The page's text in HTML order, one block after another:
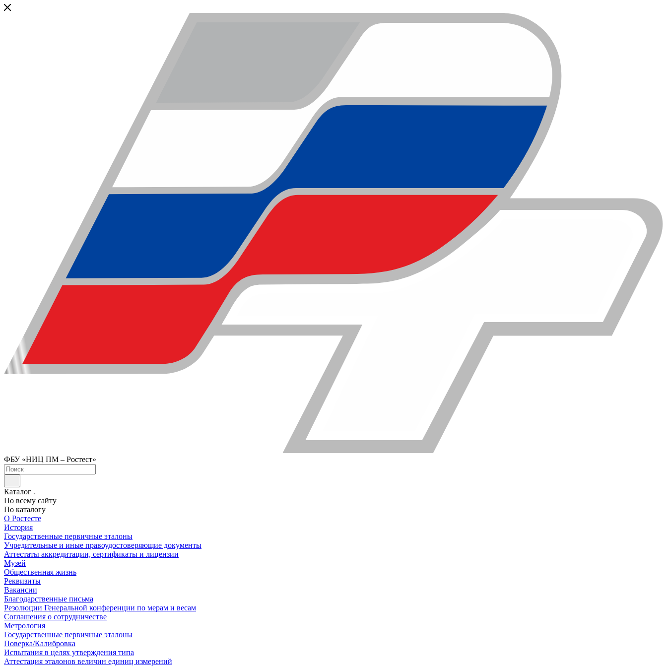
ФБУ «НИЦ ПМ – Ростест»
Каталог
По всему сайту
По каталогу
О Ростесте
История
Государственные первичные эталоны
Учредительные и иные правоудостоверяющие документы
Аттестаты аккредитации, сертификаты и лицензии
Музей
Общественная жизнь
Реквизиты
Вакансии
Благодарственные письма
Резолюции Генеральной конференции по мерам и весам
Соглашения о сотрудничестве
Метрология
Государственные первичные эталоны
Поверка/Калибровка
Испытания в целях утверждения типа
Аттестация эталонов величин единиц измерений